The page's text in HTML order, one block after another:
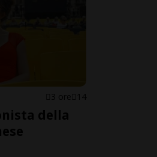
3 ore 14
della